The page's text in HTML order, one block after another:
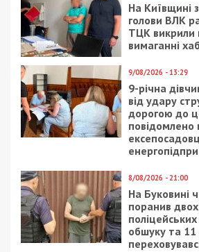
На Київщині
голови ВЛК
ТЦК викрили
вимаганні
9/08/2026 - 13:29
9-річна
від удару
дорогою до
повідомлено
8/08/2026 - 21:00
На Буковині
поранив двох
обшуку та 11